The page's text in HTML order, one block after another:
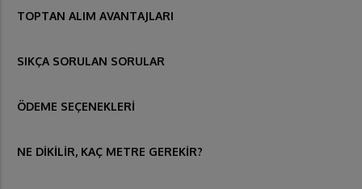
TOPTAN ALIM AVANTAJLARI
SIKÇA SORULAN SORULAR
ÖDEME SEÇENEKLERİ
NE DİKİLİR, KAÇ METRE GEREKİR?